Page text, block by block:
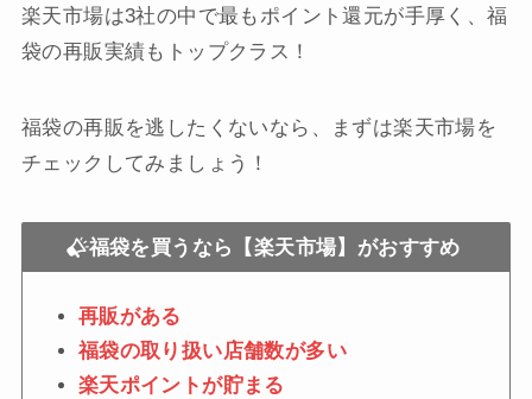
楽天市場は3社の中で最もポイント還元が手厚く、福
袋の再販実績もトップクラス！
福袋の再販を逃したくないなら、まずは楽天市場を
チェックしてみましょう！
福袋を買うなら【楽天市場】がおすすめ
再販がある
福袋の取り扱い店舗数が多い
楽天ポイントが貯まる